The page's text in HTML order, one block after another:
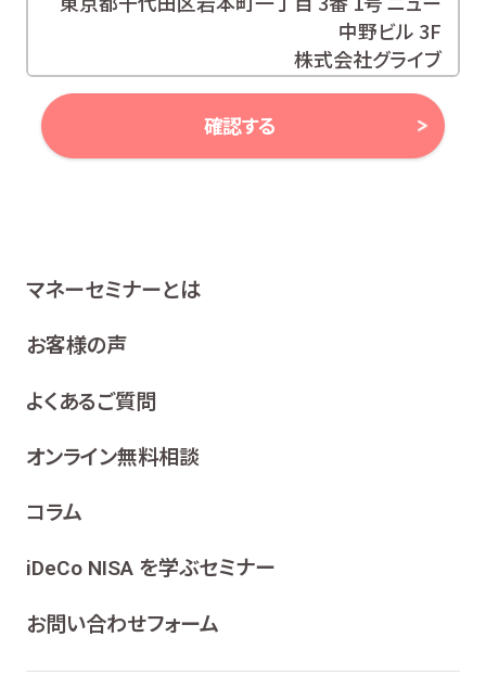
中野ビル 3F
株式会社グライブ
代表取締役 安田 潔
当社は、お客様の個人情報及び個人番号（以下「個人情報
当社は、個人情報等の保護に関する関係諸法令、ガイドラ
イン及び、所属金融商品取引業者の社内規程並びにこの
個人情報保護方針を遵守いたします。
2 利用目的
当社は、お客様の同意を得た場合及び法令等により例
必要な範囲内でお客様の個人情報を取り扱います。
ンケート、各種情報提供を行うため
グ及びこれらに付帯・関連する商品・サービスの
当社が取り扱う生命保険、損害保険及びこれら
確認する
マネーセミナーとは
お客様の声
よくあるご質問
オンライン無料相談
コラム
iDeCo NISA を学ぶセミナー
お問い合わせフォーム